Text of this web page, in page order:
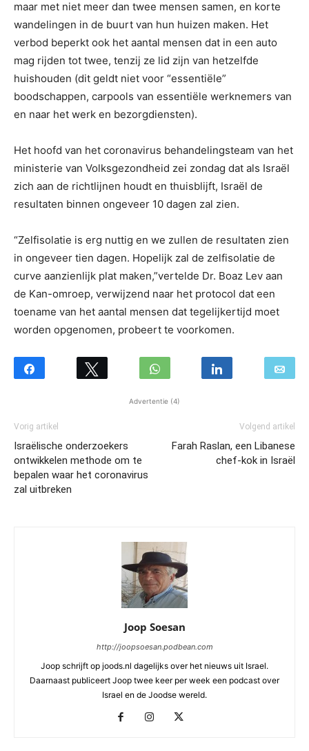
maar met niet meer dan twee mensen samen, en korte
wandelingen in de buurt van hun huizen maken. Het
verbod beperkt ook het aantal mensen dat in een auto
mag rijden tot twee, tenzij ze lid zijn van hetzelfde
huishouden (dit geldt niet voor “essentiële”
boodschappen, carpools van essentiële werknemers van
en naar het werk en bezorgdiensten).
Het hoofd van het coronavirus behandelingsteam van het
ministerie van Volksgezondheid zei zondag dat als Israël
zich aan de richtlijnen houdt en thuisblijft, Israël de
resultaten binnen ongeveer 10 dagen zal zien.
“Zelfisolatie is erg nuttig en we zullen de resultaten zien
in ongeveer tien dagen. Hopelijk zal de zelfisolatie de
curve aanzienlijk plat maken,”vertelde Dr. Boaz Lev aan
de Kan-omroep, verwijzend naar het protocol dat een
toename van het aantal mensen dat tegelijkertijd moet
worden opgenomen, probeert te voorkomen.
Advertentie (4)
Vorig artikel
Israëlische onderzoekers
ontwikkelen methode om te
bepalen waar het coronavirus
zal uitbreken
Volgend artikel
Farah Raslan, een Libanese
chef-kok in Israël
Joop Soesan
http://joopsoesan.podbean.com
Joop schrijft op joods.nl dagelijks over het nieuws uit Israel.
Daarnaast publiceert Joop twee keer per week een podcast over
Israel en de Joodse wereld.